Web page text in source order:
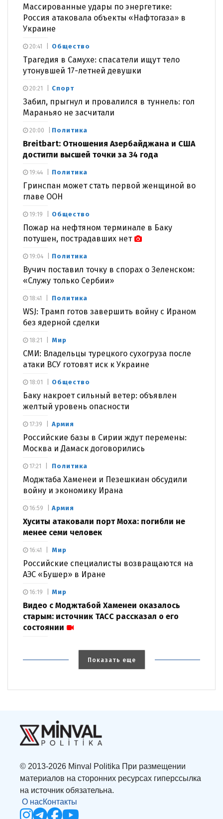
Массированные удары по энергетике:
Россия атаковала объекты «Нафтогаза» в
Украине
Общество
Трагедия в Самухе: спасатели ищут тело
утонувшей 17-летней девушки
20:41
Спорт
Забил, прыгнул и провалился в туннель: гол
Мараньяо не засчитали
20:21
Политика
Breitbart: Отношения Азербайджана и США
достигли высшей точки за 34 года
20:00
Политика
Гринспан может стать первой женщиной во
главе ООН
19:44
Общество
Пожар на нефтяном терминале в Баку
потушен, пострадавших нет
19:19
Политика
Вучич поставил точку в спорах о Зеленском:
«Служу только Сербии»
19:04
Политика
WSJ: Трамп готов завершить войну с Ираном
без ядерной сделки
18:41
Мир
СМИ: Владельцы турецкого сухогруза после
атаки ВСУ готовят иск к Украине
18:21
Общество
Баку накроет сильный ветер: объявлен
желтый уровень опасности
18:01
Армия
Российские базы в Сирии ждут перемены:
Москва и Дамаск договорились
17:39
Политика
Моджтаба Хаменеи и Пезешкиан обсудили
войну и экономику Ирана
17:21
Армия
Хуситы атаковали порт Моха: погибли не
менее семи человек
16:59
Мир
Российские специалисты возвращаются на
АЭС «Бушер» в Иране
16:41
Мир
Видео с Моджтабой Хаменеи оказалось
старым: источник ТАСС рассказал о его
состоянии
16:19
Показать еще
© 2013-2026 Minval Politika При размещении
материалов на сторонних ресурсах гиперссылка
на источник обязательна.
О насКонтакты